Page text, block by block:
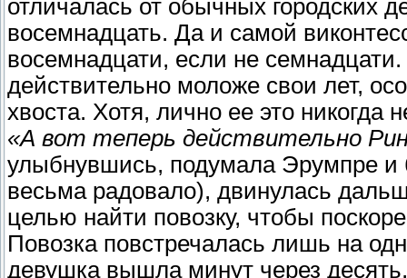
отличалась от обычных городских
восемнадцать. Да и самой
восемнадцати, если не
действительно моложе свои лет,
хвоста. Хотя, лично ее это никогда
«А вот теперь действительно
улыбнувшись, подумала Эрумпре и
весьма радовало), двинулась
целью найти повозку, чтобы
Повозка повстречалась лишь на
девушка вышла минут через